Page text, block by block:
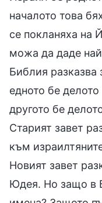
началото това
се покланяха на
можа да даде
Библия разказва
едното бе делото
другото бе
Старият завет
към
Новият завет
Юдея. Но защо в